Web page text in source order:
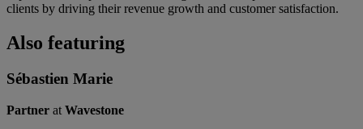
clients by driving their revenue growth and customer satisfaction.
Also featuring
Sébastien Marie
Partner at Wavestone